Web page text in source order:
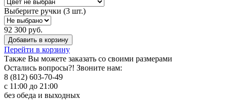
Выберите ручки (3 шт.)
92 300 руб.
Добавить в корзину
Перейти в корзину
Также Вы можете заказать со своими размерами
Остались вопросы?! Звоните нам:
8 (812) 603-70-49
с 11:00 до 21:00
без обеда и выходных